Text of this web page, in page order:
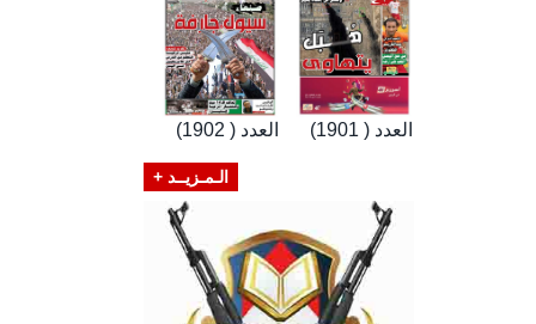
العدد ( 1902) العدد ( 1901)
الـمـزيــد +